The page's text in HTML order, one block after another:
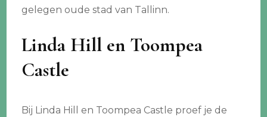
gelegen oude stad van Tallinn.
Linda Hill en Toompea
Castle
Bij Linda Hill en Toompea Castle proef je de